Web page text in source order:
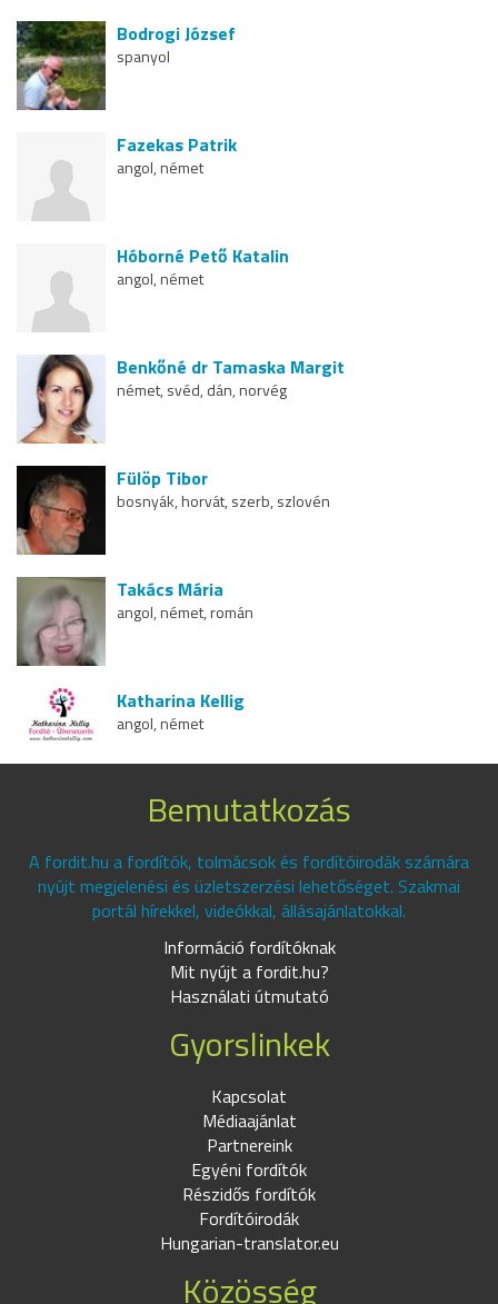
Bodrogi József
spanyol
Fazekas Patrik
angol, német
Hóborné Pető Katalin
angol, német
Benkőné dr Tamaska Margit
német, svéd, dán, norvég
Fülöp Tibor
bosnyák, horvát, szerb, szlovén
Takács Mária
angol, német, román
Katharina Kellig
angol, német
Bemutatkozás
A fordit.hu a fordítók, tolmácsok és fordítóirodák számára
nyújt megjelenési és üzletszerzési lehetőséget. Szakmai
portál hírekkel, videókkal, állásajánlatokkal.
Információ fordítóknak
Mit nyújt a fordit.hu?
Használati útmutató
Gyorslinkek
Kapcsolat
Médiaajánlat
Partnereink
Egyéni fordítók
Részidős fordítók
Fordítóirodák
Hungarian-translator.eu
Közösség